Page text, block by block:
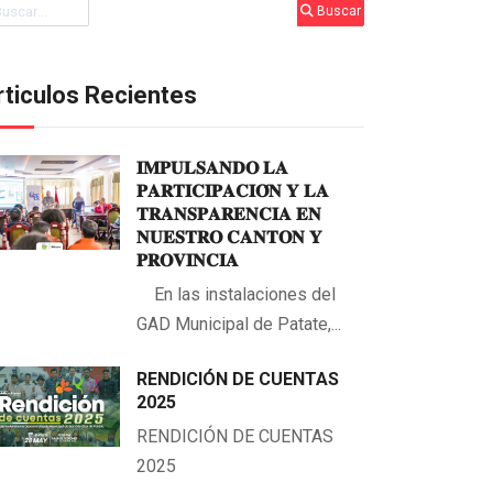
Buscar
Recientes
𝐈𝐌𝐏𝐔𝐋𝐒𝐀𝐍𝐃𝐎 𝐋𝐀
𝐏𝐀𝐑𝐓𝐈𝐂𝐈𝐏𝐀𝐂𝐈𝐎́𝐍 𝐘 𝐋𝐀
𝐓𝐑𝐀𝐍𝐒𝐏𝐀𝐑𝐄𝐍𝐂𝐈𝐀 𝐄𝐍
𝐍𝐔𝐄𝐒𝐓𝐑𝐎 𝐂𝐀𝐍𝐓𝐎𝐍 𝐘
𝐏𝐑𝐎𝐕𝐈𝐍𝐂𝐈𝐀
En las instalaciones del
GAD Municipal de Patate,...
RENDICIÓN DE CUENTAS
2025
RENDICIÓN DE CUENTAS
2025